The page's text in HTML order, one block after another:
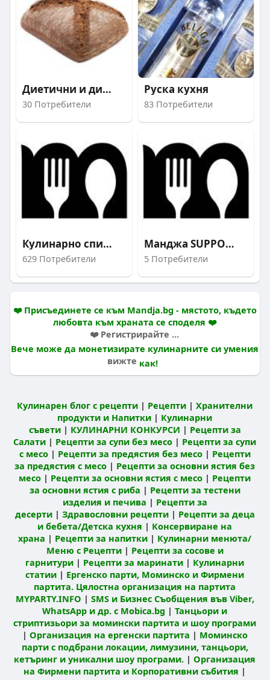
Диетични и диабетичн
30 Потребители
Руска кухня
83 Потребители
Кулинарно списание M
629 Потребители
Манджа SUPPORT TEAM
5 Потребители
❤️ Присъединете се към Mandja.bg - мястото, където
любовта към храната се споделя ❤️
❤️ Регистрирайте се и влезте в нашия вкусен свят ❤️
Вече може да монетизирате кулинарните си умения
вижте как!
Кулинарен блог с рецепти | Рецепти |Хранителни
продукти и Напитки | Кулинарни
съвети| КУЛИНАРНИ КОНКУРСИ | Рецепти за
Салати | Рецепти за супи без месо | Рецепти за супи
с месо| Рецепти за предястия без месо| Рецепти
за предястия с месо | Рецепти за основни ястия без
месо | Рецепти за основни ястия с месо | Рецепти
за основни ястия с риба | Рецепти за тестени
изделия и печива | Рецепти за
десерти| Здравословни рецепти| Рецепти за деца
и бебета/Детска кухня | Консервиране на
храна | Рецепти за напитки | Кулинарни менюта/
Меню с Рецепти| Рецепти за сосове и
гарнитури | Рецепти за маринати | Кулинарни
статии | Ергенско парти, Моминско и Фирмени
партита. Цялостна организация на партита
MYPARTY.INFO | SMS и Бизнес Съобщения във Viber,
WhatsApp и др. с Mobica.bg |Танцьори и
стриптизьори за момински партита и шоу програми
| Организация на ергенски партита | Моминско
парти с подбрани локации, лимузини, танцьори,
кетъринг и уникални шоу програми. |Организация
на Фирмени партита и Корпоративни събития |